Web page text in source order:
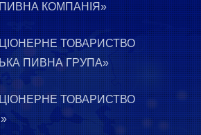
КОМПАНІЯ»
ТОВАРИСТВО
ПИВНА ГРУПА»
ТОВАРИСТВО